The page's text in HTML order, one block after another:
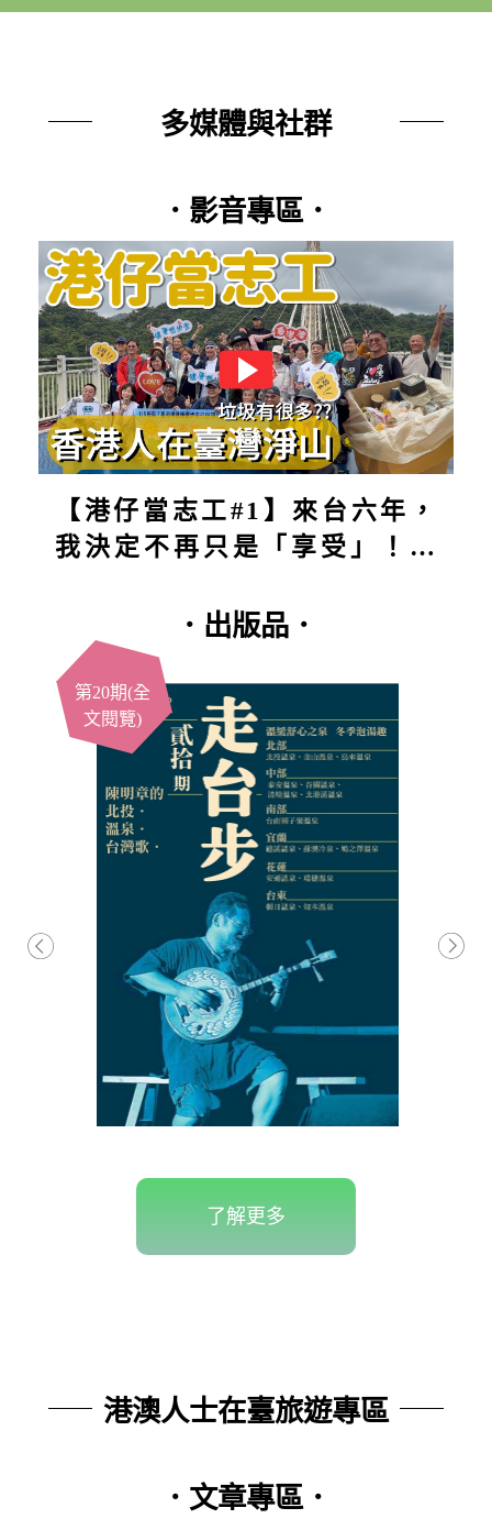
多媒體與社群
．影音專區．
【港仔當志工#1】來台六年，
我決定不再只是「享受」！第
付出，結果得到的竟然更多？
．出版品．
第20期(全
文閱覽)
了解更多
港澳人士在臺旅遊專區
．文章專區．